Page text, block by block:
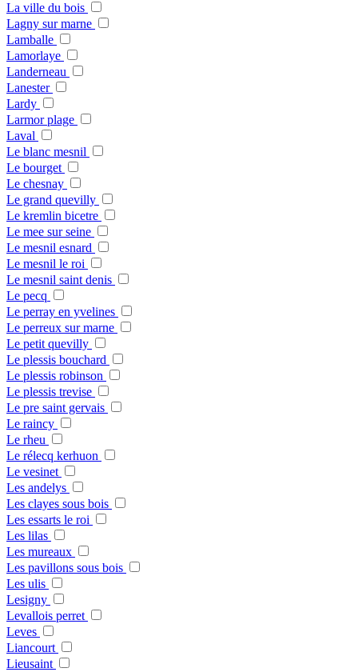
La ville du bois
Lagny sur marne
Lamballe
Lamorlaye
Landerneau
Lanester
Lardy
Larmor plage
Laval
Le blanc mesnil
Le bourget
Le chesnay
Le grand quevilly
Le kremlin bicetre
Le mee sur seine
Le mesnil esnard
Le mesnil le roi
Le mesnil saint denis
Le pecq
Le perray en yvelines
Le perreux sur marne
Le petit quevilly
Le plessis bouchard
Le plessis robinson
Le plessis trevise
Le pre saint gervais
Le raincy
Le rheu
Le rélecq kerhuon
Le vesinet
Les andelys
Les clayes sous bois
Les essarts le roi
Les lilas
Les mureaux
Les pavillons sous bois
Les ulis
Lesigny
Levallois perret
Leves
Liancourt
Lieusaint